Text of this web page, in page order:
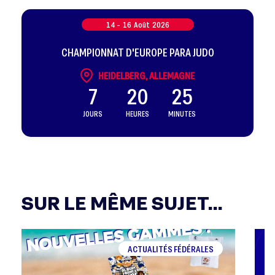
14 - 16 Août 2026
CHAMPIONNAT D'EUROPE PARA JUDO
HEIDELBERG, ALLEMAGNE
7
JOURS
20
HEURES
25
MINUTES
SUR LE MÊME SUJET...
ACTUALITÉS FÉDÉRALES